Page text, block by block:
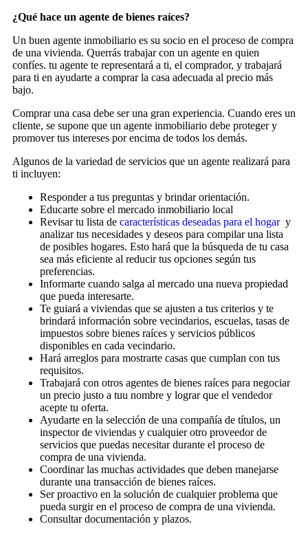
¿Qué hace un agente de bienes raíces?
Un buen agente inmobiliario es su socio en el proceso de compra
de una vivienda. Querrás trabajar con un agente en quien
confíes. tu agente te representará a ti, el comprador, y trabajará
para ti en ayudarte a comprar la casa adecuada al precio más
bajo.
Comprar una casa debe ser una gran experiencia. Cuando eres un
cliente, se supone que un agente inmobiliario debe proteger y
promover tus intereses por encima de todos los demás.
Algunos de la variedad de servicios que un agente realizará para
ti incluyen:
Responder a tus preguntas y brindar orientación.
Educarte sobre el mercado inmobiliario local
Revisar tu lista de características deseadas para el hogary
analizar tus necesidades y deseos para compilar una lista
de posibles hogares. Esto hará que la búsqueda de tu casa
sea más eficiente al reducir tus opciones según tus
preferencias.
Informarte cuando salga al mercado una nueva propiedad
que pueda interesarte.
Te guiará a viviendas que se ajusten a tus criterios y te
brindará información sobre vecindarios, escuelas, tasas de
impuestos sobre bienes raíces y servicios públicos
disponibles en cada vecindario.
Hará arreglos para mostrarte casas que cumplan con tus
requisitos.
Trabajará con otros agentes de bienes raíces para negociar
un precio justo a tuu nombre y lograr que el vendedor
acepte tu oferta.
Ayudarte en la selección de una compañía de títulos, un
inspector de viviendas y cualquier otro proveedor de
servicios que puedas necesitar durante el proceso de
compra de una vivienda.
Coordinar las muchas actividades que deben manejarse
durante una transacción de bienes raíces.
Ser proactivo en la solución de cualquier problema que
pueda surgir en el proceso de compra de una vivienda.
Consultar documentación y plazos.